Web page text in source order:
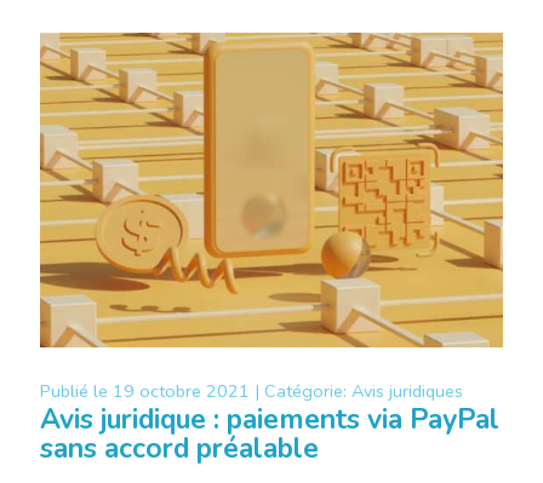
Publié le 19 octobre 2021 | Catégorie: Avis juridiques
Avis juridique : paiements via PayPal
sans accord préalable